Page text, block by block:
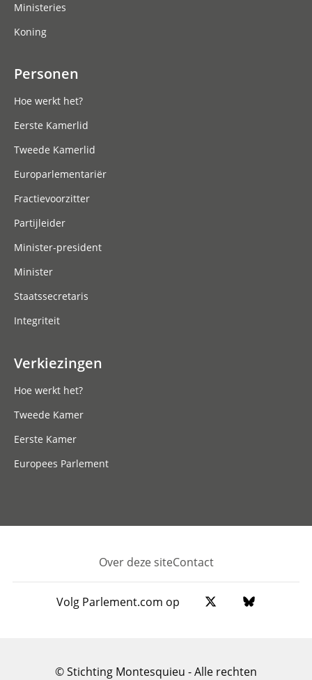
Ministeries
Koning
Personen
Hoe werkt het?
Eerste Kamerlid
Tweede Kamerlid
Europarlementariër
Fractievoorzitter
Partijleider
Minister-president
Minister
Staatssecretaris
Integriteit
Verkiezingen
Hoe werkt het?
Tweede Kamer
Eerste Kamer
Europees Parlement
Footer
Over deze siteContact
Volg Parlement.com op
© Stichting Montesquieu - Alle rechten